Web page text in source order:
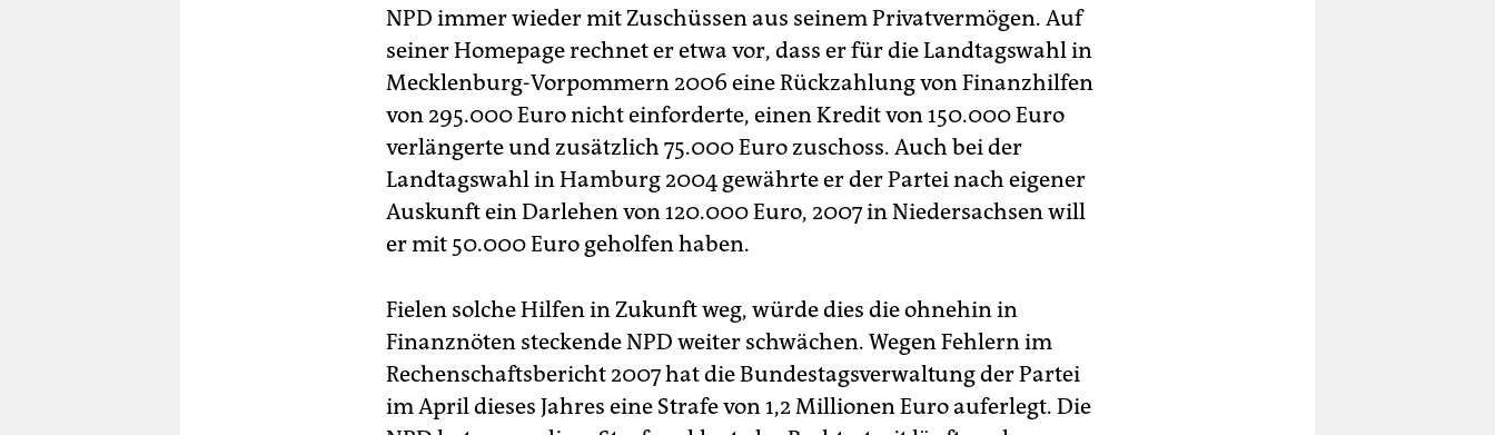
NPD immer wieder mit Zuschüssen aus seinem Privatvermögen. Auf
seiner Homepage rechnet er etwa vor, dass er für die Landtagswahl in
Mecklenburg-Vorpommern 2006 eine Rückzahlung von Finanzhilfen
von 295.000 Euro nicht einforderte, einen Kredit von 150.000 Euro
verlängerte und zusätzlich 75.000 Euro zuschoss. Auch bei der
Landtagswahl in Hamburg 2004 gewährte er der Partei nach eigener
Auskunft ein Darlehen von 120.000 Euro, 2007 in Niedersachsen will
er mit 50.000 Euro geholfen haben.
Fielen solche Hilfen in Zukunft weg, würde dies die ohnehin in
Finanznöten steckende NPD weiter schwächen. Wegen Fehlern im
Rechenschaftsbericht 2007 hat die Bundestagsverwaltung der Partei
im April dieses Jahres eine Strafe von 1,2 Millionen Euro auferlegt. Die